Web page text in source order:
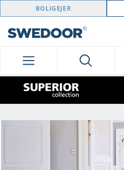
SWEDOOR NAVIGATION
BOLIGEJER